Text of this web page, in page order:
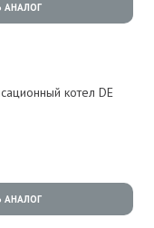
АНАЛОГ
котел DE
АНАЛОГ